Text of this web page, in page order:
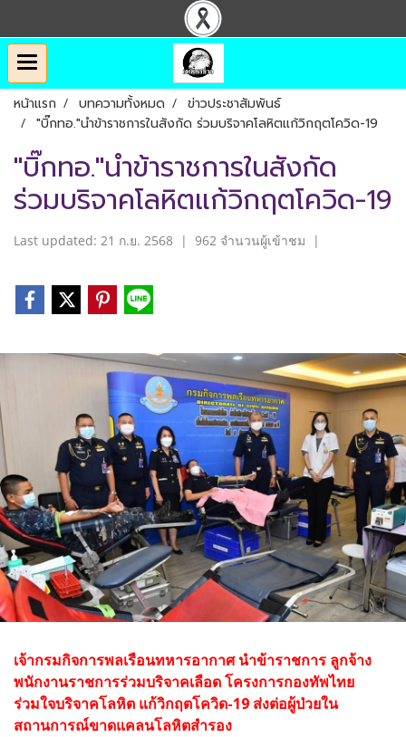
หน้าแรก บทความทั้งหมด
ข่าวประชาสัมพันธ์
"บิ๊กทอ."นำข้าราชการในสังกัด ร่วมบริจาคโลหิตแก้วิกฤตโควิด-19
"บิ๊กทอ."นำข้าราชการในสังกัด
ร่วมบริจาคโลหิตแก้วิกฤตโควิด-19
Last updated: 21 ก.ย. 2568 | 962 จำนวนผู้เข้าชม |
เจ้ากรมกิจการพลเรือนทหารอากาศ นำข้าราชการ ลูกจ้าง
พนักงานราชการร่วมบริจาคเลือด โครงการกองทัพไทย
ร่วมใจบริจาคโลหิต แก้วิกฤตโควิด-19 ส่งต่อผู้ป่วยใน
สถานการณ์ขาดแคลนโลหิตสำรอง